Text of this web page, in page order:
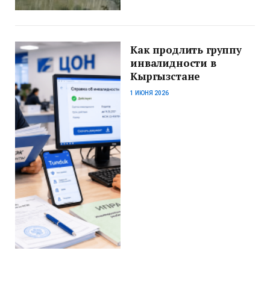
Как продлить группу
инвалидности в
Кыргызстане
1 ИЮНЯ 2026